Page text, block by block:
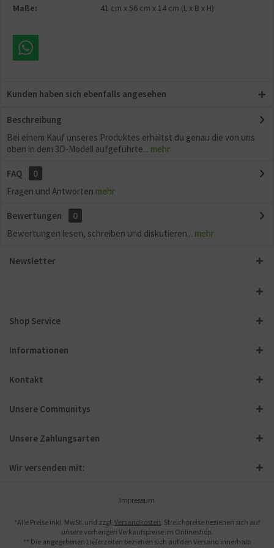
Maße:
41 cm x56 cm x 14 cm (L x B x H)
Kunden haben sich ebenfalls angesehen
Beschreibung
Bei einem Kauf unseres Produktes erhältst du genau die von uns
oben in dem 3D-Modell aufgeführte... mehr
FAQ
0
Fragen und Antworten mehr
Bewertungen
0
Bewertungen lesen, schreiben und diskutieren... mehr
Newsletter
Shop Service
Informationen
Kontakt
Unsere Communitys
Unsere Zahlungsarten
Wir versenden mit:
Impressum
*Alle Preise inkl. MwSt. und zzgl. Versandkosten. Streichpreise beziehen sich auf
unsere vorherigen Verkaufspreise im Onlineshop.
** Die angegebenen Lieferzeiten beziehen sich auf den Versand innerhalb